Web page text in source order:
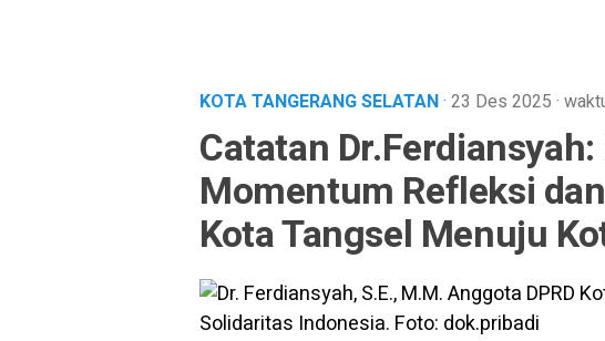
KOTA TANGERANG SELATAN· 23 Des 2025 ·
Catatan
Momentum Refleksi
Kota Tangsel Menuju